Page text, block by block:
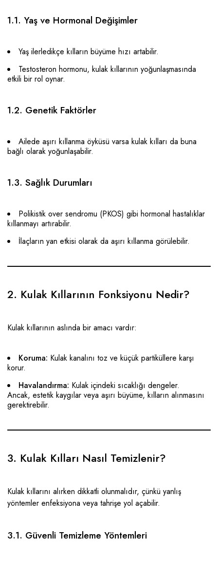
1.1. Yaş ve Hormonal Değişimler
Yaş ilerledikçe kılların büyüme hızı artabilir.
Testosteron hormonu, kulak kıllarının yoğunlaşmasında
etkili bir rol oynar.
1.2. Genetik Faktörler
Ailede aşırı kıllanma öyküsü varsa kulak kılları da buna
bağlı olarak yoğunlaşabilir.
1.3. Sağlık Durumları
Polikistik over sendromu (PKOS) gibi hormonal hastalıklar
kıllanmayı artırabilir.
İlaçların yan etkisi olarak da aşırı kıllanma görülebilir.
2. Kulak Kıllarının Fonksiyonu Nedir?
Kulak kıllarının aslında bir amacı vardır:
Koruma: Kulak kanalını toz ve küçük partiküllere karşı
korur.
Havalandırma: Kulak içindeki sıcaklığı dengeler.
Ancak, estetik kaygılar veya aşırı büyüme, kılların alınmasını
gerektirebilir.
3. Kulak Kılları Nasıl Temizlenir?
Kulak kıllarını alırken dikkatli olunmalıdır, çünkü yanlış
yöntemler enfeksiyona veya tahrişe yol açabilir.
3.1. Güvenli Temizleme Yöntemleri